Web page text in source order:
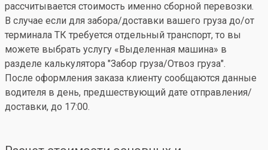
рассчитывается стоимость именно сборной перевозки.
В случае если для забора/доставки вашего груза до/от
терминала ТК требуется отдельный транспорт, то вы
можете выбрать услугу «Выделенная машина» в
разделе калькулятора "Забор груза/Отвоз груза".
После оформления заказа клиенту сообщаются данные
водителя в день, предшествующий дате отправления/
доставки, до 17:00.